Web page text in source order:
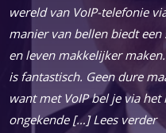
wereld van VoIP-telefonie
manier van bellen biedt
en leven makkelijker
is fantastisch. Geen dure
want met VoIP bel je via
ongekende […] Lees verder